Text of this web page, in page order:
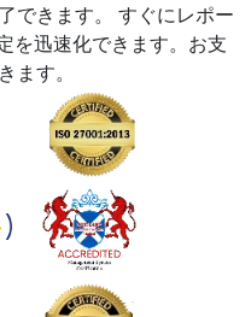
できます。
すぐにレポー
を迅速化できます。お支
ます。